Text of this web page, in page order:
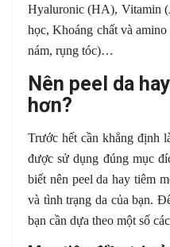
Hyaluronic (HA), Vitamin
học, Khoáng chất và
nám, rụng tóc)…
Nên peel da
hơn?
Trước hết cần khẳng định
được sử dụng đúng mục
biết nên peel da hay tiêm
và tình trạng da của bạn.
bạn cần dựa theo một số